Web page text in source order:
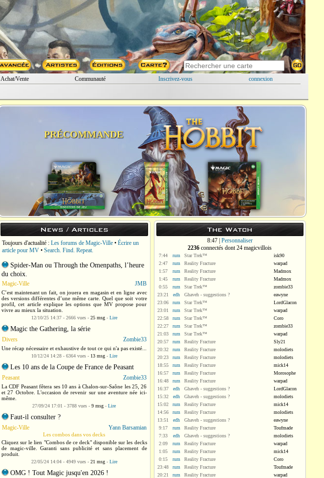
Achat/Vente Communauté Inscrivez-vous
connexion
PRÉCOMMANDE
News / Articles
Toujours d'actualité : Les forums de Magic-Ville • Écrire un
article pour MV • Search. Find. Repeat.
Spider-Man ou Through the Omenpaths, l’heure
du choix.
Magic-Ville JMB
C’est maintenant un fait, on jouera en magasin et en ligne avec
des versions différentes d’une même carte. Quel que soit votre
profil, cet article explique les options que MV propose pour
vivre au mieux la situation.
12/10/25 14:37 - 2666 vues - 25 msg- Lire
Magic the Gathering, la série
Divers Zombie33
Une récap nécessaire et exhaustive de tout ce qui n'a pas existé...
10/12/24 14:28 - 6364 vues - 13 msg- Lire
Les 10 ans de la Coupe de France de Peasant
Peasant Zombie33
La CDF Peasant fêtera ses 10 ans à Chalon-sur-Saône les 25, 26
et 27 Octobre. L'occasion de revenir sur une aventure née ici-
même.
27/09/24 17:01 - 3788 vues -9 msg -Lire
Faut-il consulter ?
Magic-Ville Yann Barsamian
Les combos dans vos decks
Cliquez sur le lien "Combos de ce deck" disponible sur les decks
de magic-ville. Garanti sans publicité et sans placement de
produit.
22/05/24 14:04 - 4949 vues - 21 msg- Lire
OMG ! Tout Magic jusqu'en 2026 !
The Watch
8:47 | Personnaliser
2236 connectés dont 24 magicvillois
7:44 rum Star Trek™
isk90
2:47
rum Reality Fracture
warpad
1:57
rum Reality Fracture
Madmox
1:45
rum Reality Fracture
Madmox
0:55
rum Star Trek™
zombie33
23:21
edh Ghaveh - suggestions ?
eawyne
23:06
rum Star Trek™
LordGlacon
23:01
rum Star Trek™
warpad
22:58
rum Star Trek™
Coro
22:27
rum Star Trek™
zombie33
21:03
rum Star Trek™
warpad
20:57
rum Reality Fracture
Sly21
20:32
rum Reality Fracture
molodiets
20:23
rum Reality Fracture
molodiets
18:55
rum Reality Fracture
mick14
16:57
rum Reality Fracture
Morosophe
16:48
rum Reality Fracture
warpad
16:37
edh Ghaveh - suggestions ?
LordGlacon
15:32
edh Ghaveh - suggestions ?
molodiets
15:02
rum Reality Fracture
mick14
14:56
rum Reality Fracture
molodiets
13:51
edh Ghaveh - suggestions ?
eawyne
9:17
rum Reality Fracture
Toufmade
7:33
edh Ghaveh - suggestions ?
molodiets
2:09
rum Reality Fracture
warpad
1:05
rum Reality Fracture
mick14
0:15
rum Reality Fracture
Coro
23:48
rum Reality Fracture
Toufmade
20:21
rum Reality Fracture
warpad